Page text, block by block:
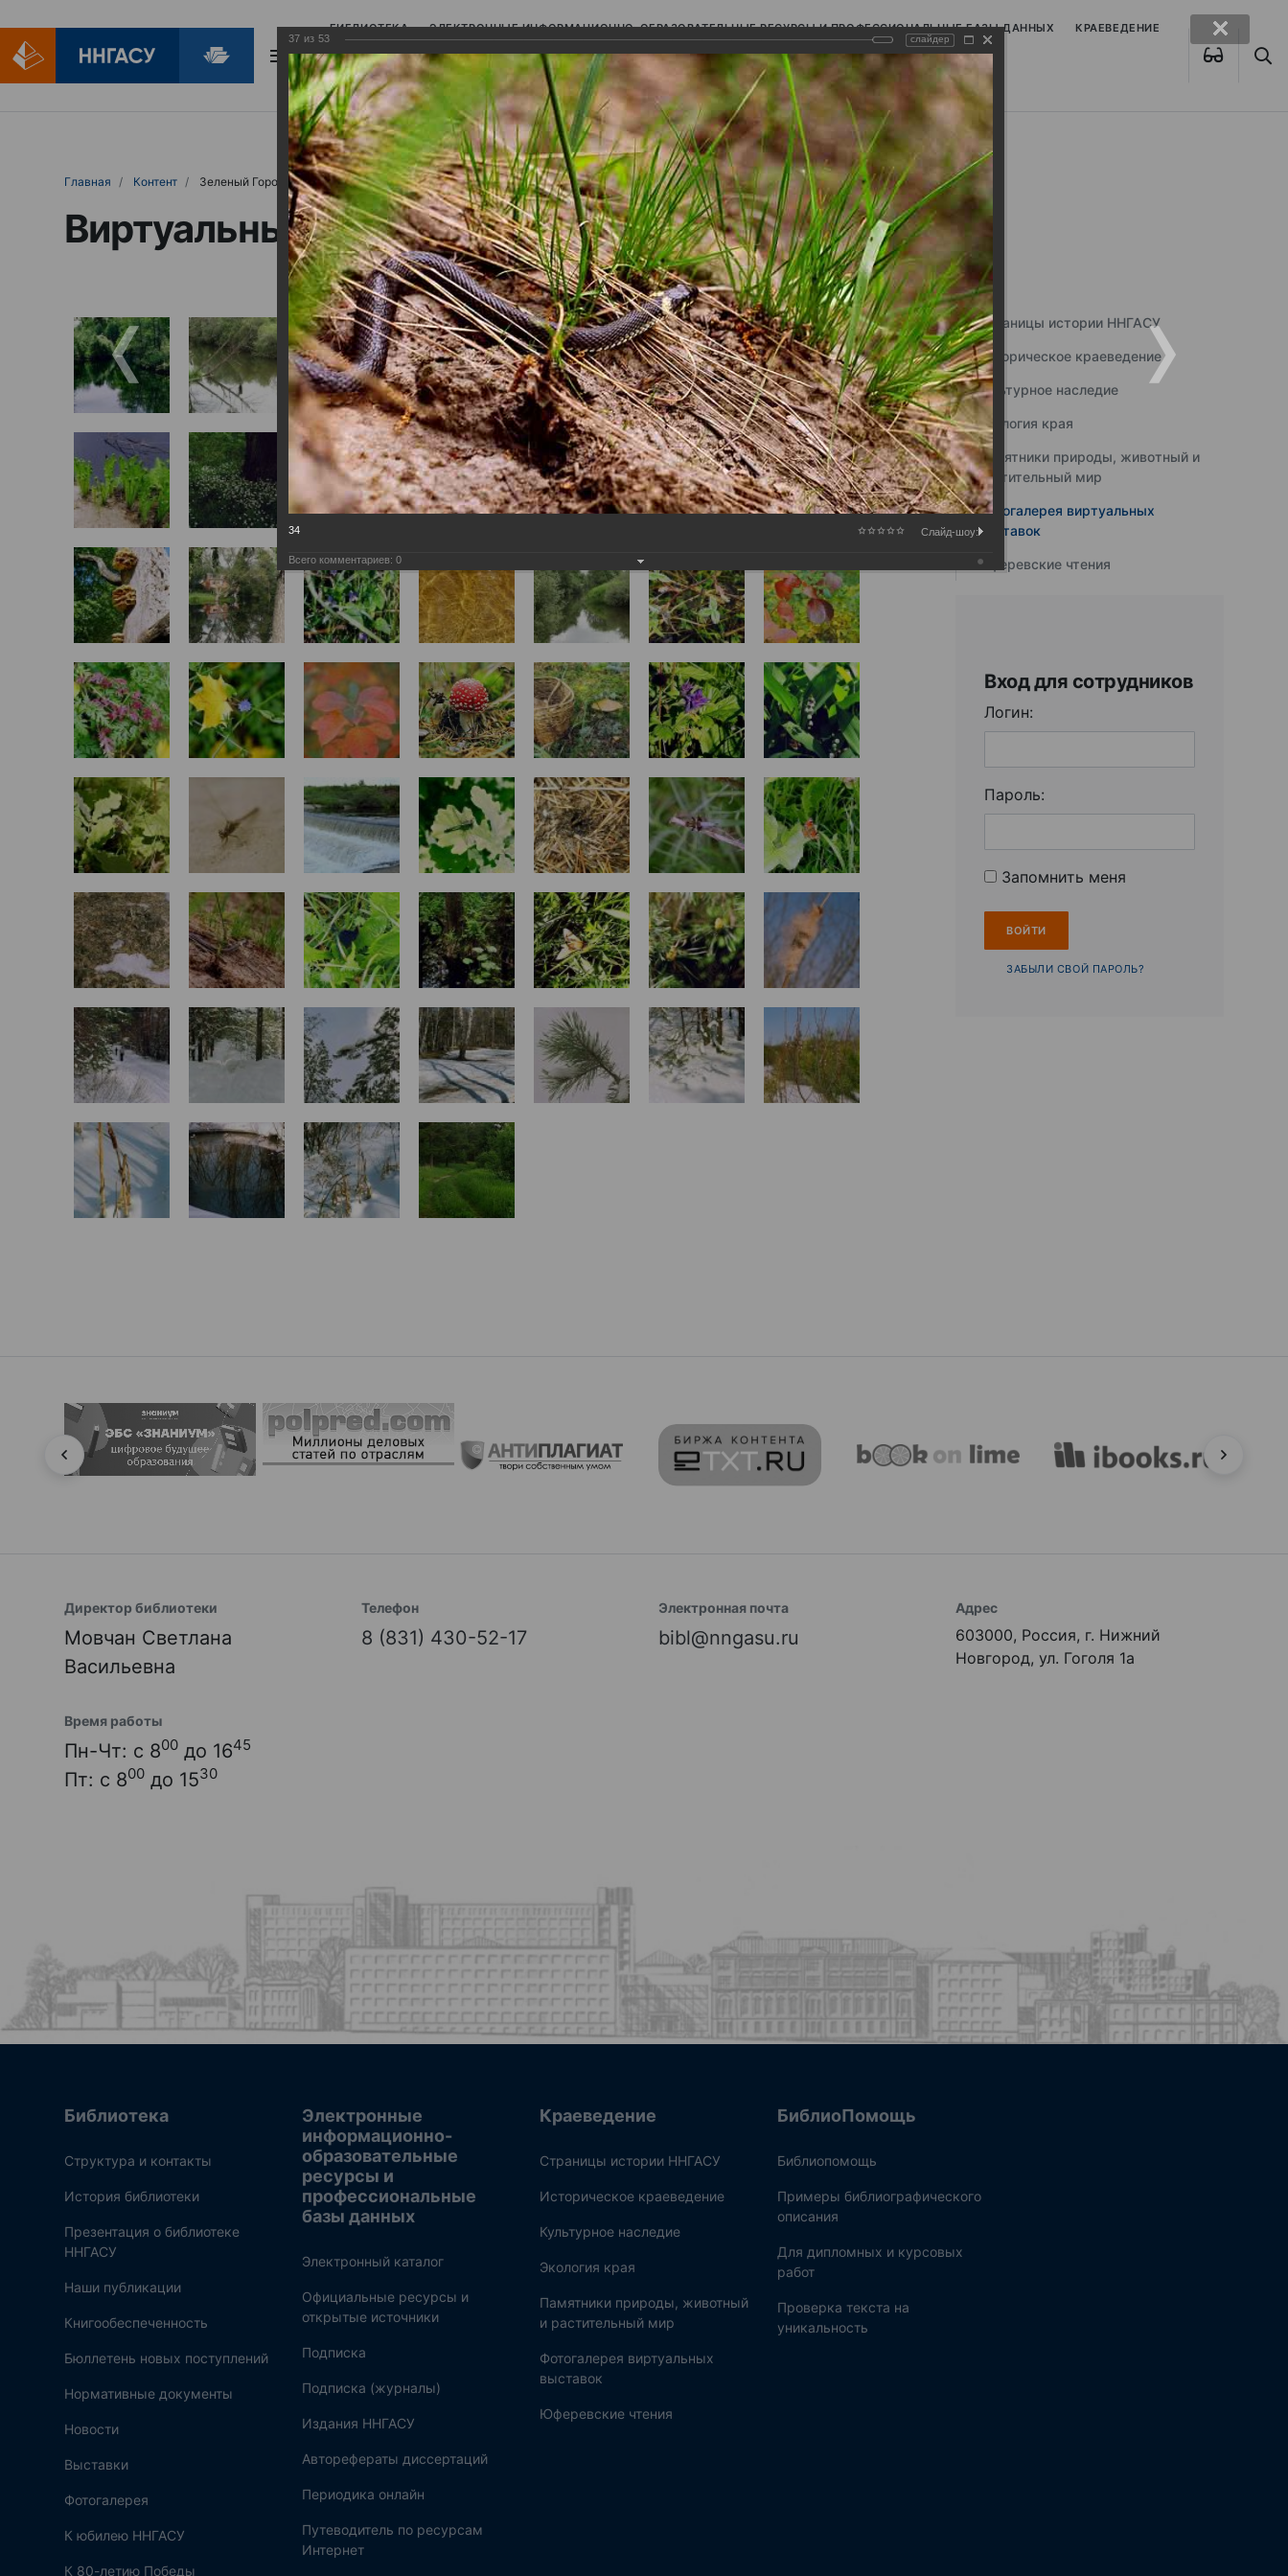
БИБЛИОТЕКА ЭЛЕКТРОННЫЕ ИНФОРМАЦИОННО-ОБРАЗОВАТЕЛЬНЫЕ РЕСУРСЫ И ПРОФЕССИОНАЛЬНЫЕ БАЗЫ ДАННЫХ КРАЕВЕДЕНИЕ
БИБЛИОПОМОЩЬ
Главная Контент Зеленый Город
Виртуальные выставки (фотоальбомы)
Страницы истории ННГАСУ
Историческое краеведение
Культурное наследие
Экология края
Памятники природы, животный и
растительный мир
Фотогалерея виртуальных
выставок
Юферевские чтения
Вход для сотрудников
Логин:
Пароль:
Запомнить меня
ЗАБЫЛИ СВОЙ ПАРОЛЬ?
Директор библиотеки
Мовчан Светлана
Васильевна
Телефон
8 (831) 430-52-17
Электронная почта
bibl@nngasu.ru
Адрес
603000, Россия, г. Нижний
Новгород, ул. Гоголя 1а
Время работы
Пн-Чт: с 800 до 1645
Пт: с 800 до 1530
Библиотека
Структура и контакты
История библиотеки
Презентация о библиотеке
ННГАСУ
Наши публикации
Книгообеспеченность
Бюллетень новых поступлений
Нормативные документы
Новости
Выставки
Фотогалерея
К юбилею ННГАСУ
К 80-летию Победы
Электронные
информационно-
образовательные
ресурсы и
профессиональные
базы данных
Электронный каталог
Официальные ресурсы и
открытые источники
Подписка
Подписка (журналы)
Издания ННГАСУ
Авторефераты диссертаций
Периодика онлайн
Путеводитель по ресурсам
Интернет
Краеведение
Страницы истории ННГАСУ
Историческое краеведение
Культурное наследие
Экология края
Памятники природы, животный
и растительный мир
Фотогалерея виртуальных
выставок
Юферевские чтения
БиблиоПомощь
Библиопомощь
Примеры библиографического
описания
Для дипломных и курсовых
работ
Проверка текста на
уникальность
37 из 53 слайдер
34 Слайд-шоу:
Всего комментариев: 0